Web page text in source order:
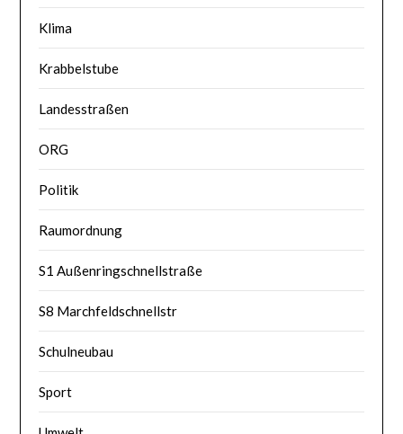
Klima
Krabbelstube
Landesstraßen
ORG
Politik
Raumordnung
S1 Außenringschnellstraße
S8 Marchfeldschnellstr
Schulneubau
Sport